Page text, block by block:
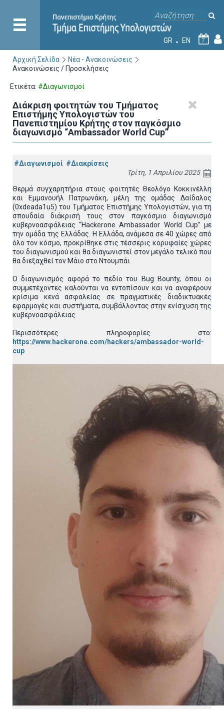
GR EN 7
Αρχική Σελίδα
Νέα - Ανακοινώσεις
Ανακοινώσεις / Προσκλήσεις
Ετικέτα: #Διαγωνισμοί
Διάκριση φοιτητών του Τμήματος
Επιστήμης Υπολογιστών του
Πανεπιστημίου Κρήτης στον παγκόσμιο
διαγωνισμό “Ambassador World Cup”
#Διαγωνισμοί #Διακρίσεις
Τρίτη, 1 Απριλίου 2025
Θερμά συγχαρητήρια στους φοιτητές Θεολόγο Κοκκινέλλη
και Εμμανουήλ Πατρωνάκη, μέλη της ομάδας Δαίδαλος
(0xdeada1u5) του Τμήματος Επιστήμης Υπολογιστών, για τη
σπουδαία διάκρισή τους στον παγκόσμιο διαγωνισμό
κυβερνοασφάλειας “Hackerone Ambassador World Cup” με
την ομάδα της Ελλάδας. Η Ελλάδα, ανάμεσα σε 40 χώρες από
όλο τον κόσμο, προκρίθηκε στις τέσσερις κορυφαίες χώρες
του διαγωνισμού και θα διαγωνιστεί στον μεγάλο τελικό που
θα διεξαχθεί τον Μάιο στο Ντουμπάι.
Ο διαγωνισμός αφορά το πεδίο του Bug Bounty, όπου οι
συμμετέχοντες καλούνται να εντοπίσουν και να αναφέρουν
κρίσιμα κενά ασφαλείας σε πραγματικές διαδικτυακές
εφαρμογές και συστήματα, συμβάλλοντας στην ενίσχυση της
κυβερνοασφάλειας.
Περισσότερες πληροφορίες στο:
https://www.hackerone.com/hackers/ambassador-world-
cup